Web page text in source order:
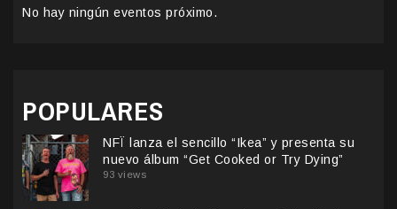
No hay ningún eventos próximo.
POPULARES
NFÏ lanza el sencillo “Ikea” y presenta su
nuevo álbum “Get Cooked or Try Dying”
93 views